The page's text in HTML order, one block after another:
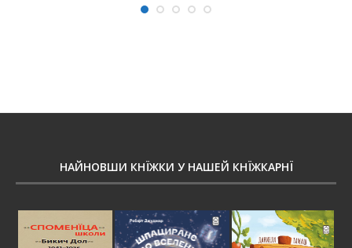
НАЙНОВШИ КНЇЖКИ У НАШЕЙ КНЇЖКАРНЇ